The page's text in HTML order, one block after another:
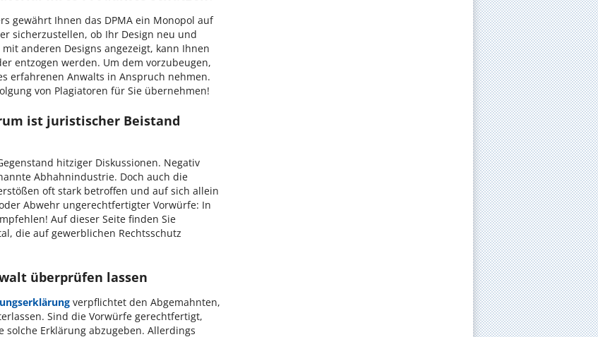
gewährt Ihnen das DPMA ein Monopol auf
sicherzustellen, ob Ihr Design neu und
anderen Designs angezeigt, kann Ihnen
entzogen werden. Um dem vorzubeugen,
erfahrenen Anwalts in Anspruch nehmen.
von Plagiatoren für Sie übernehmen!
ist juristischer Beistand
hitziger Diskussionen. Negativ
Abhahnindustrie. Doch auch die
oft stark betroffen und auf sich allein
Abwehr ungerechtfertigter Vorwürfe: In
Auf dieser Seite finden Sie
die auf gewerblichen Rechtsschutz
überprüfen lassen
verpflichtet den Abgemahnten,
Sind die Vorwürfe gerechtfertigt,
Erklärung abzugeben. Allerdings